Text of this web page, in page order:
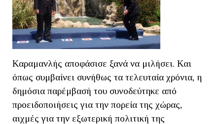
Καραμανλής αποφάσισε ξανά να μιλήσει. Και
όπως συμβαίνει συνήθως τα τελευταία χρόνια, η
δημόσια παρέμβασή του συνοδεύτηκε από
προειδοποιήσεις για την πορεία της χώρας,
αιχμές για την εξωτερική πολιτική της